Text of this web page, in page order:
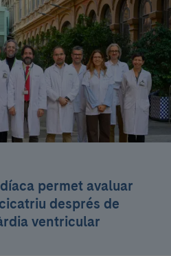
permet avaluar
després de
ventricular